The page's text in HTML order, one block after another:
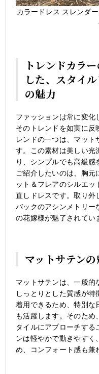
カラードレス スレンダ
トレンドカラ
した、スタイ
の魅力
ファッションは常に変化
そのトレンドを如実に反
レンドの一つは、マッ
す。この素材は美しい光
り、シンプルでも高級感
ご紹介したいのは、胸元
ット＆フレアのシルエ
直しドレスです。取り外
バックのアシンメトリー
の花嫁様が魅了されてい
マットサテンの
マットサテンは、一般的
しっとりとした質感が
着用できるため、特別な
も活躍します。そのため
タイルにアプローチする
ンは軽やかで動きやすく
め、コンフォート感も兼